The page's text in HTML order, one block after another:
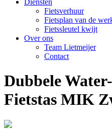
Diensten
Fietsverhuur
Fietsplan van de
Fietssleutel kwijt
Over ons
Team Lietmeijer
Contact
Dubbele
Fietstas MIK